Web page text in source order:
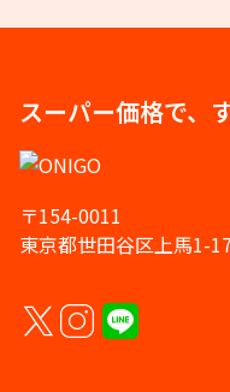
スーパー価格で、
〒154-0011
東京都世田谷区上馬1-